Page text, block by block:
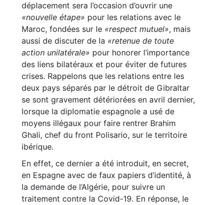
déplacement sera l’occasion d’ouvrir une
«nouvelle étape» pour les relations avec le
Maroc, fondées sur le «respect mutuel», mais
aussi de discuter de la «retenue de toute
action unilatérale» pour honorer l’importance
des liens bilatéraux et pour éviter de futures
crises. Rappelons que les relations entre les
deux pays séparés par le détroit de Gibraltar
se sont gravement détériorées en avril dernier,
lorsque la diplomatie espagnole a usé de
moyens illégaux pour faire rentrer Brahim
Ghali, chef du front Polisario, sur le territoire
ibérique.
En effet, ce dernier a été introduit, en secret,
en Espagne avec de faux papiers d’identité, à
la demande de l’Algérie, pour suivre un
traitement contre la Covid-19. En réponse, le